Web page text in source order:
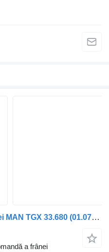
Supapă de comandă a frânei MAN TGX 33.680 (01.07-) 4410501230 pentru cap tractor MAN TGL, TGM, TGS, TGX (2005-2021)
a frânei